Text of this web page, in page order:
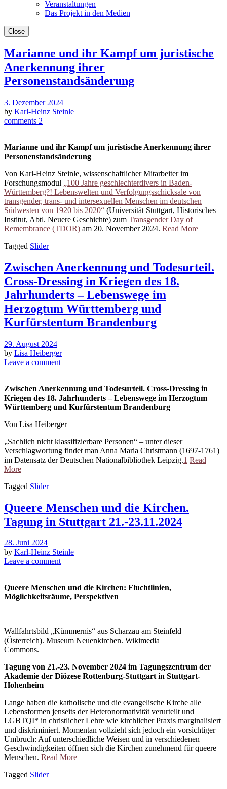
Veranstaltungen
Das Projekt in den Medien
Close
Marianne und ihr Kampf um juristische
Anerkennung ihrer
Personenstandsänderung
3. Dezember 2024
by Karl-Heinz Steinle
comments 2
Marianne und ihr Kampf um juristische Anerkennung ihrer
Personenstandsänderung
Von Karl-Heinz Steinle, wissenschaftlicher Mitarbeiter im
Forschungsmodul „100 Jahre geschlechterdivers in Baden-
Württemberg?! Lebenswelten und Verfolgungsschicksale von
transgender, trans- und intersexuellen Menschen im deutschen
Südwesten von 1920 bis 2020“ (Universität Stuttgart, Historisches
Institut, Abtl. Neuere Geschichte) zum Transgender Day of
Remembrance (TDOR) am 20. November 2024. Read More
Tagged Slider
Zwischen Anerkennung und Todesurteil.
Cross-Dressing in Kriegen des 18.
Jahrhunderts – Lebenswege im
Herzogtum Württemberg und
Kurfürstentum Brandenburg
29. August 2024
by Lisa Heiberger
Leave a comment
Zwischen Anerkennung und Todesurteil. Cross-Dressing in
Kriegen des 18. Jahrhunderts – Lebenswege im Herzogtum
Württemberg und Kurfürstentum Brandenburg
Von Lisa Heiberger
„Sachlich nicht klassifizierbare Personen“ – unter dieser
Verschlagwortung findet man Anna Maria Christmann (1697-1761)
im Datensatz der Deutschen Nationalbibliothek Leipzig.1 Read
More
Tagged Slider
Queere Menschen und die Kirchen.
Tagung in Stuttgart 21.-23.11.2024
28. Juni 2024
by Karl-Heinz Steinle
Leave a comment
Queere Menschen und die Kirchen: Fluchtlinien,
Möglichkeitsräume, Perspektiven
Wallfahrtsbild „Kümmernis“ aus Scharzau am Steinfeld
(Österreich). Museum Neuenkirchen. Wikimedia
Commons.
Tagung von 21.-23. November 2024 im Tagungszentrum der
Akademie der Diözese Rottenburg-Stuttgart in Stuttgart-
Hohenheim
Lange haben die katholische und die evangelische Kirche alle
Lebensformen jenseits der Heteronormativität verurteilt und
LGBTQI* in christlicher Lehre wie kirchlicher Praxis marginalisiert
und diskriminiert. Momentan vollzieht sich jedoch ein vorsichtiger
Umbruch: Auf unterschiedliche Weisen und in verschiedenen
Geschwindigkeiten öffnen sich die Kirchen zunehmend für queere
Menschen. Read More
Tagged Slider